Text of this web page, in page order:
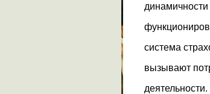
система
вызывают
деятельности.